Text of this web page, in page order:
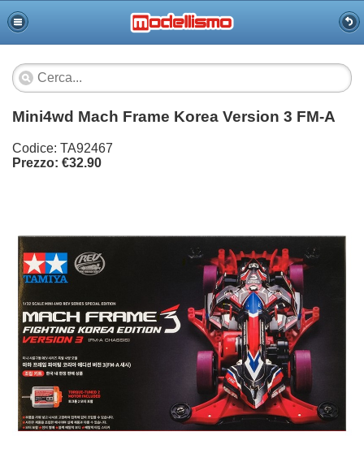
Mini4wd Mach Frame Korea Version 3 FM-A
Codice: TA92467
Prezzo: €32.90